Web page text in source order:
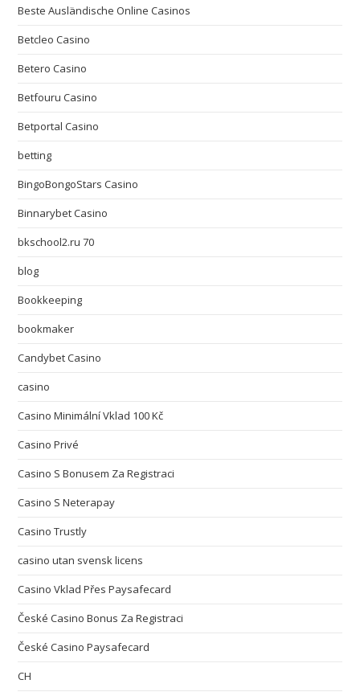
Beste Ausländische Online Casinos
Betcleo Casino
Betero Casino
Betfouru Casino
Betportal Casino
betting
BingoBongoStars Casino
Binnarybet Casino
bkschool2.ru 70
blog
Bookkeeping
bookmaker
Candybet Casino
casino
Casino Minimální Vklad 100 Kč
Casino Privé
Casino S Bonusem Za Registraci
Casino S Neterapay
Casino Trustly
casino utan svensk licens
Casino Vklad Přes Paysafecard
České Casino Bonus Za Registraci
České Casino Paysafecard
CH